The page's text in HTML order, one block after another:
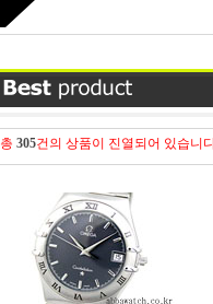
총 305건의 상품이 진열되어 있습니